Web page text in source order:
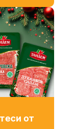
от